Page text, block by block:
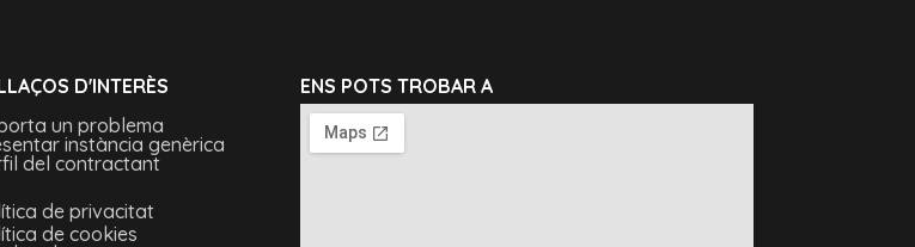
D'INTERÈS
un problema
instància genèrica
del contractant
de privacitat
de cookies
ENS POTS TROBAR A